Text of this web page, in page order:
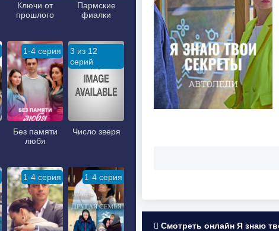
Смотреть онлайн Я знаю
Ключи от
прошлого
Пармские
фиалки
1-4 серия
Без памяти
любя
3 из 12
серий
Число зверя
1-4 серия 1-4 серия